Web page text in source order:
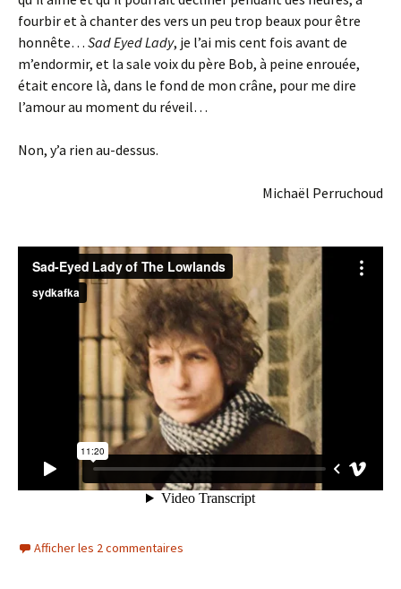
fourbir et à chanter des vers un peu trop beaux pour être
honnête… Sad Eyed Lady, je l’ai mis cent fois avant de
m’endormir, et la sale voix du père Bob, à peine enrouée,
était encore là, dans le fond de mon crâne, pour me dire
l’amour au moment du réveil…
Non, y’a rien au-dessus.
Michaël Perruchoud
Afficher les 2 commentaires